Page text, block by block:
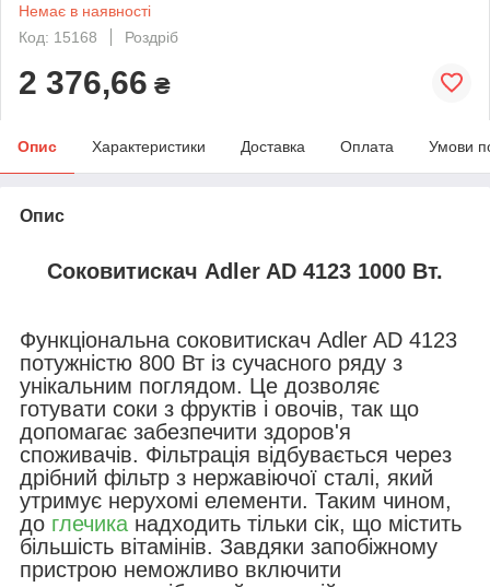
Немає в наявності
Код: 15168
Роздріб
2 376,66 ₴
Опис Характеристики Доставка Оплата Умови
Опис
Соковитискач Adler AD 4123 1000 Вт.
Функціональна соковитискач Adler AD 4123
потужністю 800 Вт із сучасного ряду з
унікальним поглядом. Це дозволяє
готувати соки з фруктів і овочів, так що
допомагає забезпечити здоров'я
споживачів. Фільтрація відбувається через
дрібний фільтр з нержавіючої сталі, який
утримує нерухомі елементи. Таким чином,
до глечика надходить тільки сік, що містить
більшість вітамінів. Завдяки запобіжному
пристрою неможливо включити